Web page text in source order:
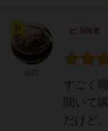
506名
すごく
聞いて
だけど